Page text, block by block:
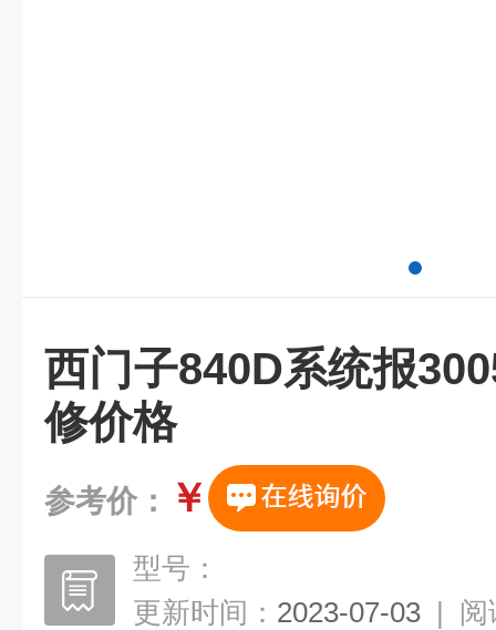
西门子840D系统报
修价格
参考价： ￥
型号：
更新时间： 2023-07-03 | 阅